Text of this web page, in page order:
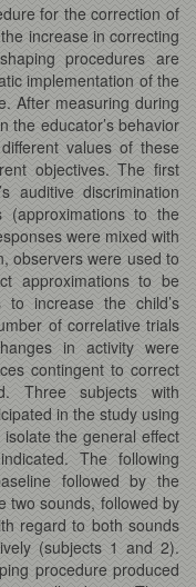
for the correction of
increase in correcting
procedures are
implementation of the
After measuring during
the educator’s behavior
values of these
objectives. The first
auditive discrimination
(approximations to the
were mixed with
observers were used to
approximations to be
increase the child’s
of correlative trials
in activity were
contingent to correct
Three subjects with
in the study using
the general effect
The following
followed by the
two sounds, followed by
regard to both sounds
(subjects 1 and 2).
procedure produced